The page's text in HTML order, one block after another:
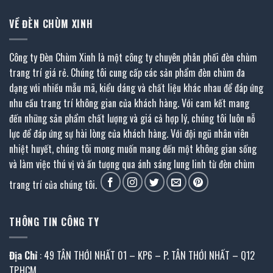
VỀ ĐÈN CHÙM XINH
Công ty Đèn Chùm Xinh là một công ty chuyên phân phối đèn chùm
trang trí giá rẻ. Chúng tôi cung cấp các sản phẩm đèn chùm đa
dạng với nhiều mẫu mã, kiểu dáng và chất liệu khác nhau để đáp ứng
nhu cầu trang trí không gian của khách hàng. Với cam kết mang
đến những sản phẩm chất lượng và giá cả hợp lý, chúng tôi luôn nỗ
lực để đáp ứng sự hài lòng của khách hàng. Với đội ngũ nhân viên
nhiệt huyết, chúng tôi mong muốn mang đến một không gian sống
và làm việc thú vị và ấn tượng qua ánh sáng lung linh từ đèn chùm
trang trí của chúng tôi.
THÔNG TIN CÔNG TY
Địa Chỉ : 49 TÂN THỚI NHẤT 01 – KP6 – P. TÂN THỚI NHẤT – Q12